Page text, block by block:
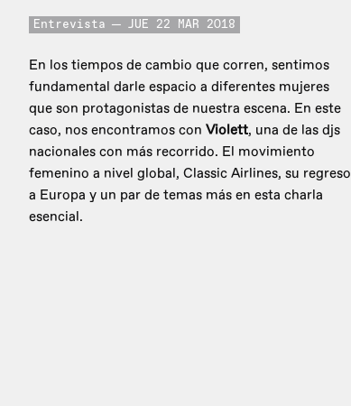
Entrevista JUE 22 MAR 2018
En los tiempos de cambio que corren, sentimos
fundamental darle espacio a diferentes mujeres
que son protagonistas de nuestra escena. En este
caso, nos encontramos con Violett, una de las djs
nacionales con más recorrido. El movimiento
femenino a nivel global, Classic Airlines, su regreso
a Europa y un par de temas más en esta charla
esencial.